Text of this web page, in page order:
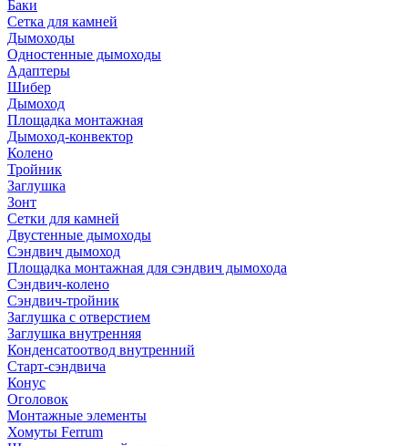
Баки
Сетка для камней
Дымоходы
Одностенные дымоходы
Адаптеры
Шибер
Дымоход
Площадка монтажная
Дымоход-конвектор
Колено
Тройник
Заглушка
Зонт
Сетки для камней
Двустенные дымоходы
Сэндвич дымоход
Площадка монтажная для сэндвич дымохода
Сэндвич-колено
Сэндвич-тройник
Заглушка с отверстием
Заглушка внутренняя
Конденсатоотвод внутренний
Старт-сэндвича
Конус
Оголовок
Монтажные элементы
Хомуты Ferrum